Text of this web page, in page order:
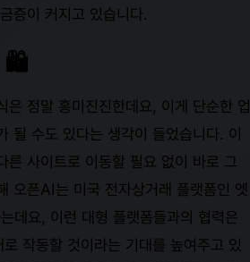
증이 커지고 있습니다.
🛍️
정말 흥미진진한데요, 이게 단순한 업
될 수도 있다는 생각이 들었습니다. 이
사이트로 이동할 필요 없이 바로 그
오픈AI는 미국 전자상거래 플랫폼인 엣
요, 이런 대형 플랫폼들과의 협력은
작동할 것이라는 기대를 높여주고 있